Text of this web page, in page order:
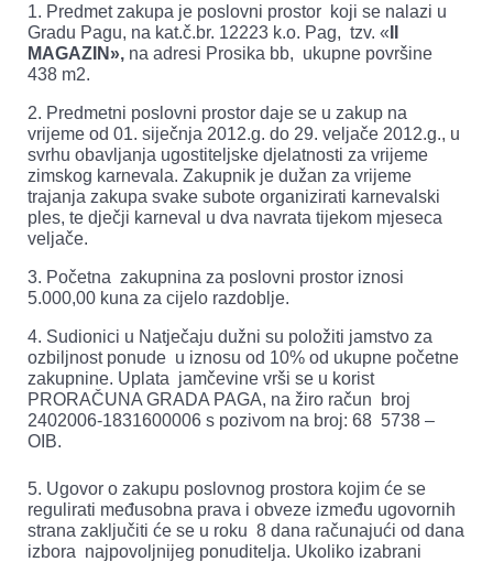
1. Predmet zakupa je poslovni prostor koji se nalazi u
Gradu Pagu, na kat.č.br. 12223 k.o. Pag, tzv. «
MAGAZIN», na adresi Prosika bb, ukupne površine
438 m2.
2. Predmetni poslovni prostor daje se u zakup na
vrijeme od 01. siječnja 2012.g. do 29. veljače 2012.g., u
svrhu obavljanja ugostiteljske djelatnosti za vrijeme
zimskog karnevala. Zakupnik je dužan za vrijeme
trajanja zakupa svake subote organizirati karnevalski
ples, te dječji karneval u dva navrata tijekom mjeseca
veljače.
3. Početna zakupnina za poslovni prostor iznosi
5.000,00 kuna za cijelo razdoblje.
4. Sudionici u Natječaju dužni su položiti jamstvo za
ozbiljnost ponude u iznosu od 10% od ukupne početne
zakupnine. Uplata jamčevine vrši se u korist
PRORAČUNA GRADA PAGA, na žiro račun broj
2402006-1831600006 s pozivom na broj: 68 5738 –
OIB.
5. Ugovor o zakupu poslovnog prostora kojim će se
regulirati međusobna prava i obveze između ugovornih
strana zaključiti će se u roku 8 dana računajući od dana
izbora najpovoljnijeg ponuditelja. Ukoliko izabrani